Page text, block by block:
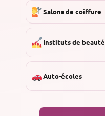
Salons de coiffure
Instituts de beauté
Auto-écoles